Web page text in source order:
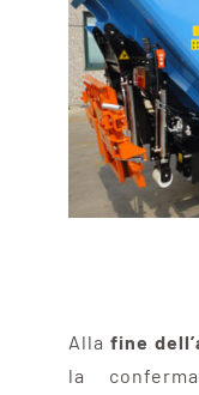
Alla fine
la